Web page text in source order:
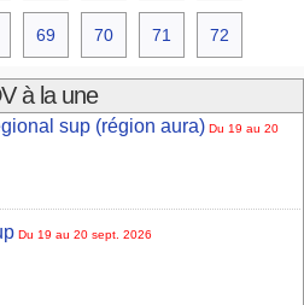
69 70 71 72
à la une
sup (région aura) Du 19 au 20
Du 19 au 20 sept. 2026